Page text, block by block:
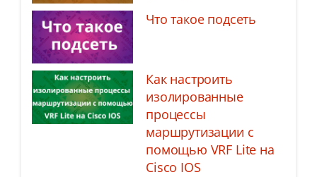
Что такое подсеть
Как настроить
изолированные
процессы
маршрутизации с
помощью VRF Lite на
Cisco IOS